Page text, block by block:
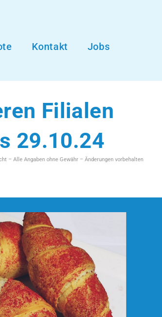
Kontakt Jobs
Filialen
29.10.24
– Alle Angaben ohne Gewähr – Änderungen vorbehalten